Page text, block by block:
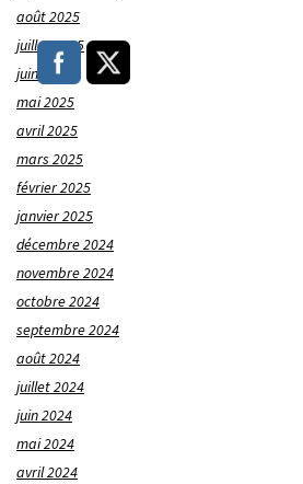
août 2025
juillet 2025
juin 2025
mai 2025
avril 2025
mars 2025
février 2025
janvier 2025
décembre 2024
novembre 2024
octobre 2024
septembre 2024
août 2024
juillet 2024
juin 2024
mai 2024
avril 2024